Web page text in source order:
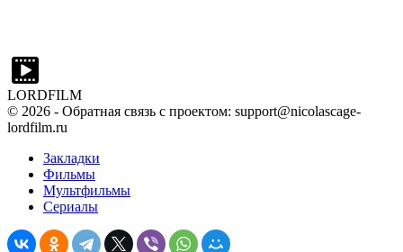
LORDFILM
© 2026 - Обратная связь с проектом: support@nicolascage-
lordfilm.ru
Закладки
Фильмы
Мультфильмы
Сериалы